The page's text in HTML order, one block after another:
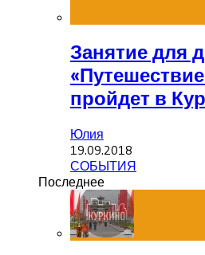
Занятие для
пройдет в
Юлия
19.09.2018
СОБЫТИЯ
Последнее